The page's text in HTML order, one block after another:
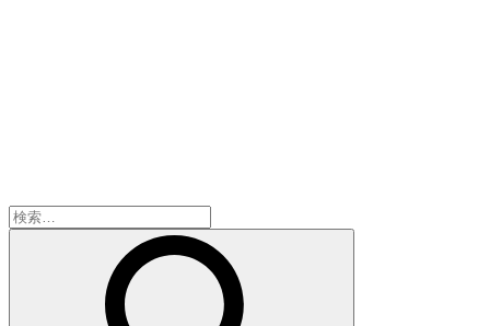
検
索: